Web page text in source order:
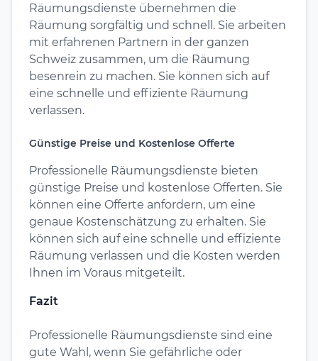
Räumungsdienste übernehmen die
Räumung sorgfältig und schnell. Sie arbeiten
mit erfahrenen Partnern in der ganzen
Schweiz zusammen, um die Räumung
besenrein zu machen. Sie können sich auf
eine schnelle und effiziente Räumung
verlassen.
Günstige Preise und Kostenlose Offerte
Professionelle Räumungsdienste bieten
günstige Preise und kostenlose Offerten. Sie
können eine Offerte anfordern, um eine
genaue Kostenschätzung zu erhalten. Sie
können sich auf eine schnelle und effiziente
Räumung verlassen und die Kosten werden
Ihnen im Voraus mitgeteilt.
Fazit
Professionelle Räumungsdienste sind eine
gute Wahl, wenn Sie gefährliche oder